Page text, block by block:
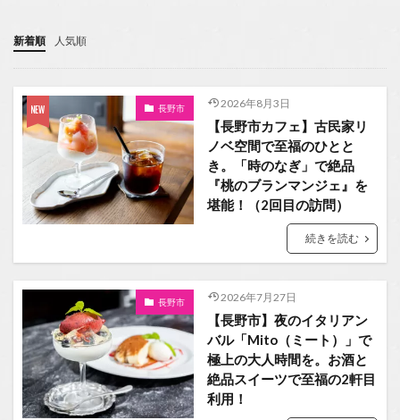
新着順 人気順
長野市 2026年8月3日
【長野市カフェ】古民家リ
ノベ空間で至福のひとと
き。「時のなぎ」で絶品
『桃のブランマンジェ』を
堪能！（2回目の訪問）
続きを読む
長野市 2026年7月27日
【長野市】夜のイタリアン
バル「Mito（ミート）」で
極上の大人時間を。お酒と
絶品スイーツで至福の2軒目
利用！